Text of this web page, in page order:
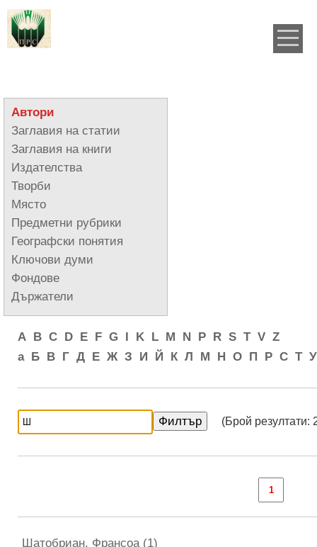
Автори
Заглавия на статии
Заглавия на книги
Издателства
Творби
Място
Предметни рубрики
Географски понятия
Ключови думи
Фондове
Държатели
A B C D E F G I K L M N P R S T V Z
а Б В Г Д Е Ж З И Й К Л М Н О П Р С Т У
(Брой резултати:
Шатобриан, Франсоа (1)